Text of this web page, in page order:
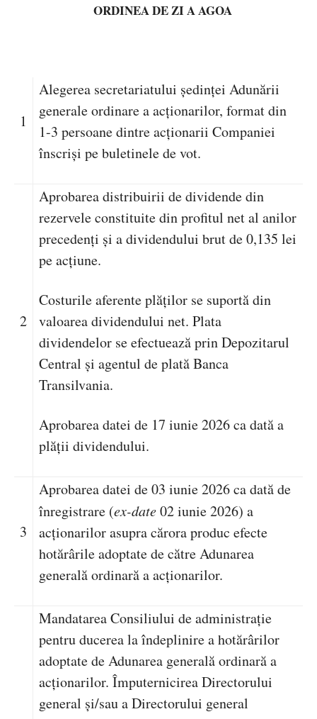
ORDINEA DE ZI A AGOA
1
Alegerea secretariatului ședinței Adunării
generale ordinare a acționarilor, format din
1-3 persoane dintre acționarii Companiei
înscriși pe buletinele de vot.
2
Aprobarea distribuirii de dividende din
rezervele constituite din profitul net al anilor
precedenți și a dividendului brut de 0,135 lei
pe acțiune.
Costurile aferente plăților se suportă din
valoarea dividendului net. Plata
dividendelor se efectuează prin Depozitarul
Central și agentul de plată Banca
Transilvania.
Aprobarea datei de 17 iunie 2026 ca dată a
plății dividendului.
3
Aprobarea datei de03 iunie 2026 ca dată de
înregistrare (ex-date02 iunie 2026) a
acționarilor asupra cărora produc efecte
hotărârile adoptate de către Adunarea
generală ordinară a acționarilor.
Mandatarea Consiliului de administrație
pentru ducerea la îndeplinire a hotărârilor
adoptate de Adunarea generală ordinară a
acționarilor. Împuternicirea Directorului
general și/sau a Directorului general